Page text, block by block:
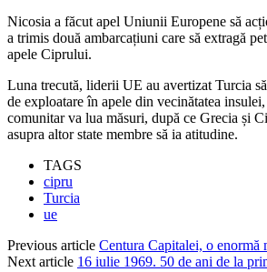
Nicosia a făcut apel Uniunii Europene să
a trimis două ambarcațiuni care să extragă
apele Ciprului.
Luna trecută, liderii UE au avertizat Turcia
de exploatare în apele din vecinătatea
comunitar va lua măsuri, după ce Grecia și
asupra altor state membre să ia atitudine.
TAGS
cipru
Turcia
ue
Previous article Centura Capitalei, o enormă
Next article 16 iulie 1969. 50 de ani de la